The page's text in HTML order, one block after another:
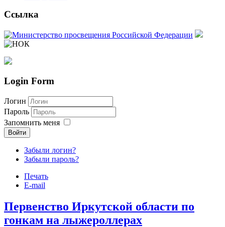
Ссылка
Login Form
Логин
Пароль
Запомнить меня
Войти
Забыли логин?
Забыли пароль?
Joomla шаблоны бесплатно
Печать
E-mail
Первенство Иркутской области по
гонкам на лыжероллерах